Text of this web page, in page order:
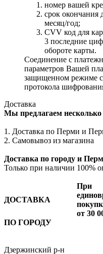
номер вашей
cрок окончания
месяц/год;
CVV код для
3 последние
обороте карты.
Соединение с
параметров Вашей
защищенном режиме с
протокола
Доставка
Мы предлагаем несколько
1. Доставка по Перми и
2. Самовывоз из магазина
Доставка по городу и
Только при наличии 100%
ДОСТАВКА
При
от 30
ПО ГОРОДУ
Дзержинский р-н